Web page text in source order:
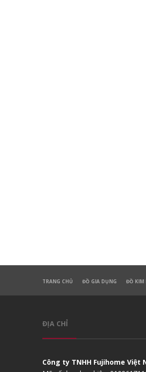
TRANG CHỦ ĐỒ GIA DỤNG ĐỒ KIM
ĐỊA CHỈ
Công ty TNHH Fujihome Việt